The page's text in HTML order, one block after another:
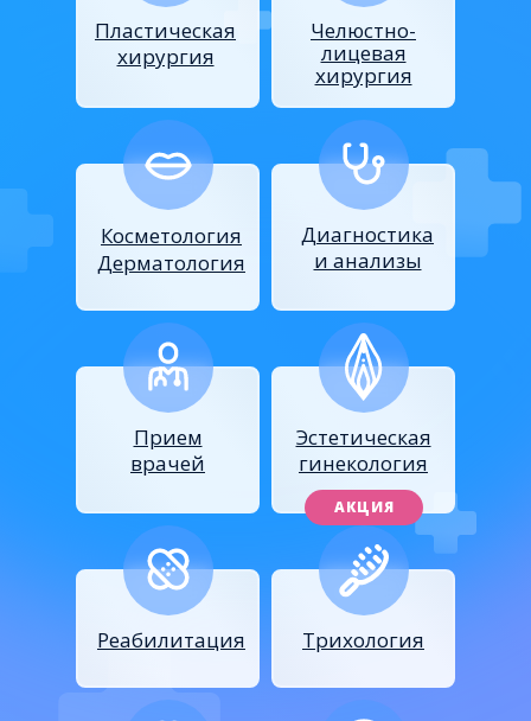
Пластическая
хирургия
Косметология
Дерматология
Челюстно-
лицевая
хирургия
Эстетическая
гинекология
Реабилитация Трихология
Прием
врачей
Диагностика
и анализы
АКЦИЯ